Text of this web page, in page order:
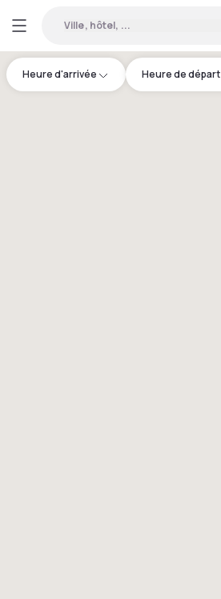
Ville, hôtel, ...
Heure d'arrivée Heure de départ